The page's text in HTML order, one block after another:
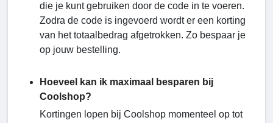
die je kunt gebruiken door de code in te voeren.
Zodra de code is ingevoerd wordt er een korting
van het totaalbedrag afgetrokken. Zo bespaar je
op jouw bestelling.
Hoeveel kan ik maximaal besparen bij
Coolshop?
Kortingen lopen bij Coolshop momenteel op tot